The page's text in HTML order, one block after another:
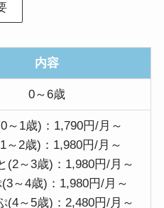
内容
0～6歳
～1歳)：1,790円/月～
～2歳)：1,980円/月～
(2～3歳)：1,980円/月～
～4歳)：1,980円/月～
(4～5歳)：2,480円/月～